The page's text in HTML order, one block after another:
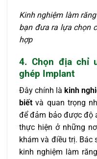
Kinh nghiệm làm
bạn đưa ra lựa chọn
hợp
4. Chọn địa chỉ
ghép Implant
Đây chính là kinh
biết và quan trọng
để đảm bảo được độ
thực hiện ở những
khám và điều trị. Bác
kinh nghiệm làm